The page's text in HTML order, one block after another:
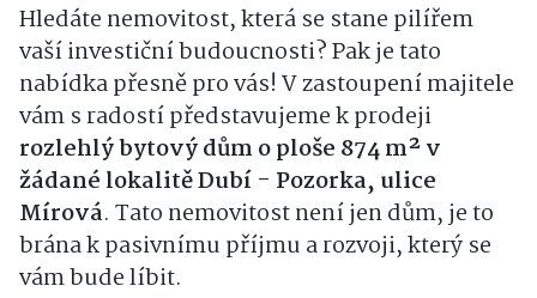
Hledáte nemovitost, která se stane pilířem
vaší investiční budoucnosti? Pak je tato
nabídka přesně pro vás! V zastoupení majitele
vám s radostí představujeme k prodeji
rozlehlý bytový dům o ploše 874 m² v
žádané lokalitě Dubí - Pozorka, ulice
Mírová. Tato nemovitost není jen dům, je to
brána k pasivnímu příjmu a rozvoji, který se
vám bude líbit.